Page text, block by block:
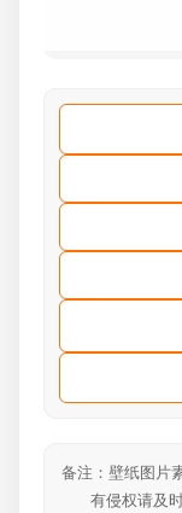
备注：壁纸图片
有侵权请及